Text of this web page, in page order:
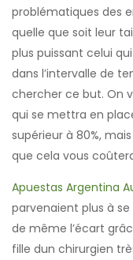
problématiques des
quelle que soit leur
plus puissant celui
dans l’intervalle de
chercher ce but. On
qui se mettra en
supérieur à 80%,
que cela vous
Apuestas Argentina
parvenaient plus à
de même l’écart
fille dun chirurgien